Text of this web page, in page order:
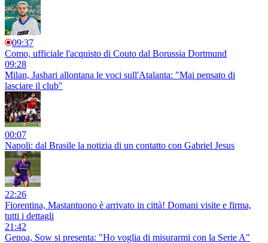
09:37
Como, ufficiale l'acquisto di Couto dal Borussia Dortmund
09:28
Milan, Jashari allontana le voci sull'Atalanta: "Mai pensato di
lasciare il club"
00:07
Napoli: dal Brasile la notizia di un contatto con Gabriel Jesus
22:26
Fiorentina, Mastantuono è arrivato in città! Domani visite e firma,
tutti i dettagli
21:42
Genoa, Sow si presenta: "Ho voglia di misurarmi con la Serie A"